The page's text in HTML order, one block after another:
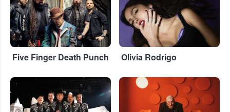
Five Finger Death Punch Olivia Rodrigo
... ...